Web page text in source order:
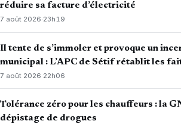
réduire sa facture d’électricité
7 août 2026·23h19
Il tente de s’immoler et provoque un
municipal : L’APC de Sétif rétablit les
7 août 2026·22h06
Tolérance zéro pour les chauffeurs : la
dépistage de drogues